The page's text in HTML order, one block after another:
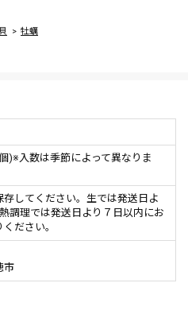
貝 牡蠣
)※入数は季節によって異なりま
存してください。生では発送日よ
調理では発送日より７日以内にお
ださい。
市